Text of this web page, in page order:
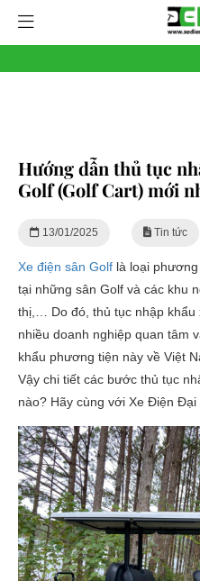
Hướng dẫn thủ tục
Golf (Golf Cart) mới
13/01/2025 Tin tức
Xe điện sân Golf là loại
tại những sân Golf và các khu
thị,… Do đó, thủ tục nhập khẩu
nhiều doanh nghiệp quan tâm
khẩu phương tiện này về Việt
Vậy chi tiết các bước thủ tục
nào? Hãy cùng với Xe Điện